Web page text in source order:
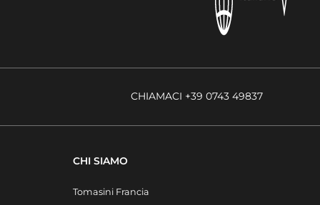
CHIAMACI +39 0743 49837
CHI SIAMO
Tomasini Francia